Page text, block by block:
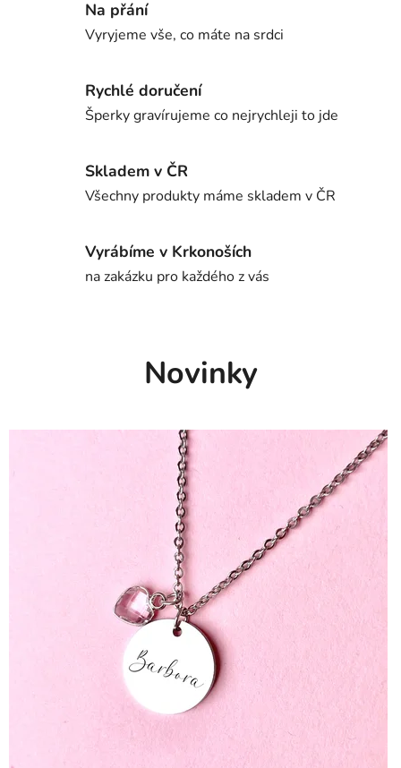
Na přání
Vyryjeme vše, co máte na srdci
Rychlé doručení
Šperky gravírujeme co nejrychleji to jde
Skladem v ČR
Všechny produkty máme skladem v ČR
Vyrábíme v Krkonoších
na zakázku pro každého z vás
Novinky